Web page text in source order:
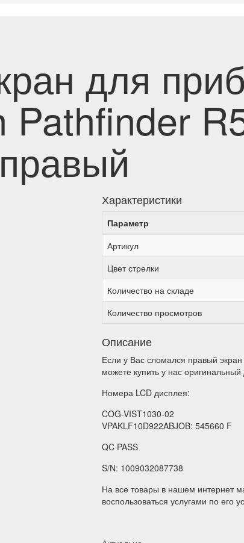
для
Pathfinder
Характеристики
Параметр
Артикул
Цвет стрелки
Количество на складе
Количество просмотров
Описание
Если у Вас сломался правый
можете купить у нас
Номера LCD дисплея:
COG-VIST1030-02
VPAKLF10D922ABJOB: 545660 F
QC PASS
S/N: 1009032087738
На все товары в нашем интернет
воспользоваться услугами по его